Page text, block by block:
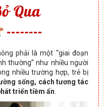
Qua
phải là một “giai đoạn
thường” như nhiều người
nhiều trường hợp, trẻ bị
sống, cách tương tác
triển tiềm ẩn